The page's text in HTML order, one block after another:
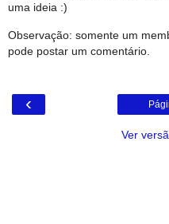
uma ideia :)
Observação: somente um
pode postar um comentário.
‹
Ver